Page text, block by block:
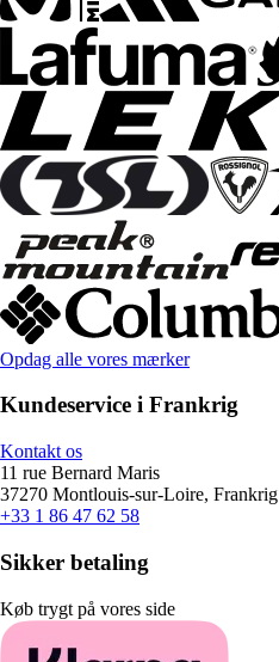
Opdag alle vores mærker
Kundeservice i Frankrig
Kontakt os
11 rue Bernard Maris
37270 Montlouis-sur-Loire, Frankrig
+33 1 86 47 62 58
Sikker betaling
Køb trygt på vores side